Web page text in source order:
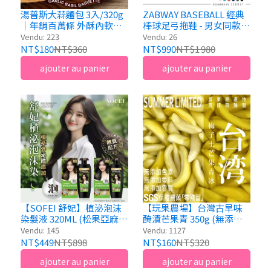
湯普斯大蒜麵包 3入/320g
｜年銷百萬條 外酥內軟｜
查理布朗烘焙
Vendu: 223
NT$180NT$360
ajouter au panier
ZABWAY BASEBALL 經典
棒球足弓拖鞋 - 男女同款多
色推薦
Vendu: 26
NT$990NT$1 980
ajouter au panier
【SOFEI 舒妃】植泌泡沫
染髮液 320ML (松果亞麻
棕/夜幕自然黑) - 完美蓋白
髮，植萃護髮新體驗
Vendu: 145
NT$449NT$898
ajouter au panier
【玩果農場】台灣古早味
醃漬芒果青 350g (無添加
情人果推薦)
Vendu: 1127
NT$160NT$320
ajouter au panier